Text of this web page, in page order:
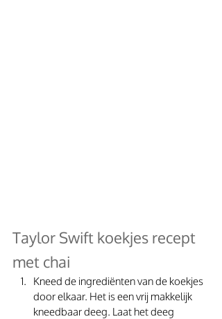
Taylor Swift koekjes recept
met chai
Kneed de ingrediënten van de koekjes
door elkaar. Het is een vrij makkelijk
kneedbaar deeg. Laat het deeg